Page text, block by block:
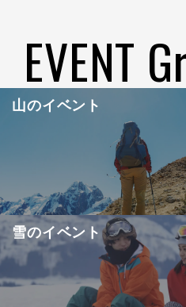
EVENT
山のイベント
雪のイベント